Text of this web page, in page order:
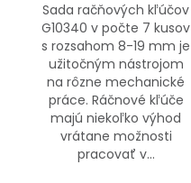
Sada račňových kľúčov
G10340 v počte 7 kusov
s rozsahom 8-19 mm je
užitočným nástrojom
na rôzne mechanické
práce. Ráčnové kľúče
majú niekoľko výhod
vrátane možnosti
pracovať v...